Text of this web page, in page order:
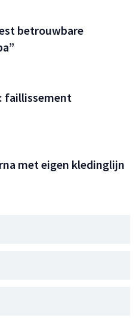
betrouwbare
faillissement
met eigen kledinglijn